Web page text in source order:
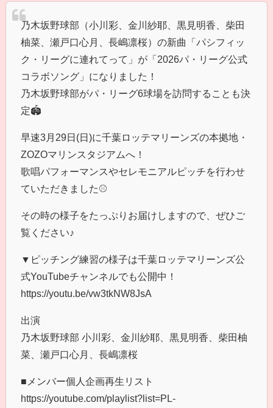
乃木坂野球部（小川彩、金川紗耶、黒見明香、柴田
柚菜、瀬戸口心月、長嶋凛桜）の新曲「パシフィッ
ク・リーグに連れてって」が「2026パ・リーグ公式
コラボソング」になりました！
乃木坂野球部がパ・リーグ6球場を訪問することも決
定🏟️
早速3月29日(日)に千葉ロッテマリーンズの本拠地・
ZOZOマリンスタジアムへ！
歌唱パフォーマンスやセレモニアルピッチを行わせ
ていただきました⚾
その時の様子をたっぷりお届けしますので、ぜひご
覧ください♪
▼ピッチング練習の様子は千葉ロッテマリーンズ公
式YouTubeチャンネルでも公開中！
https://youtu.be/vw3tkNW8JsA
出演
乃木坂野球部 小川彩、金川紗耶、黒見明香、柴田柚
菜、瀬戸口心月、長嶋凛桜
■メンバー個人企画再生リスト
https://youtube.com/playlist?list=PL-